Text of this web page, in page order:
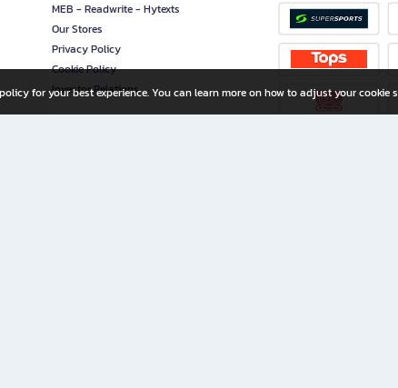
MEB - Readwrite - Hytexts
Our Stores
Privacy Policy
Cookie Policy
Investor Relations
for your best experience. You can learn more on how to adjust your cookie